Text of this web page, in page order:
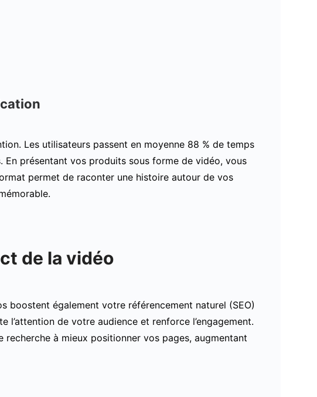
Les utilisateurs passent en moyenne 88 % de temps
présentant vos produits sous forme de vidéo, vous
permet de raconter une histoire autour de vos
de la vidéo
boostent également votre référencement naturel (SEO)
de votre audience et renforce l’engagement.
à mieux positionner vos pages, augmentant